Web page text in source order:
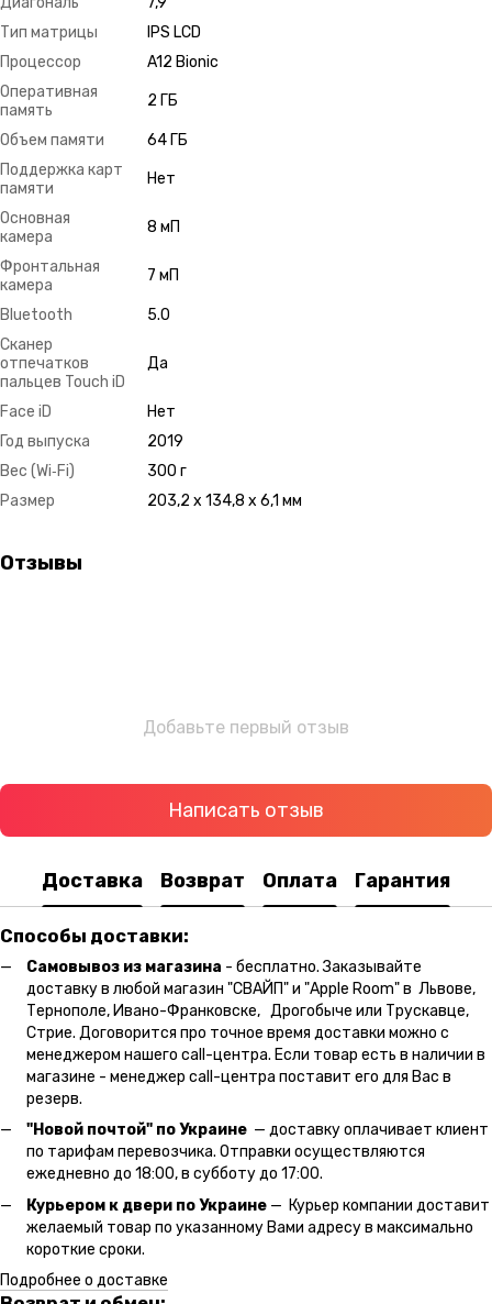
Тип матрицы
IPS LCD
Процессор
A12 Bionic
Оперативная
память
2 ГБ
Объем памяти
64 ГБ
Поддержка карт
памяти
Нет
Основная
камера
8 мП
Фронтальная
камера
7 мП
Bluetooth
5.0
Сканер
отпечатков
пальцев Touch iD
Да
Face iD
Нет
Год выпуска
2019
Вес (Wi‑Fi)
300 г
Размер
203,2 x 134,8 x 6,1 мм
Отзывы
Добавьте первый отзыв
Написать отзыв
Доставка Возврат Оплата Гарантия
Способы доставки:
Самовывоз из магазина - бесплатно. Заказывайте
доставку в любой магазин "СВАЙП" и "Apple Room" в Львове,
Тернополе, Ивано-Франковске, Дрогобыче или Трускавце,
Стрие. Договорится про точное время доставки можно с
менеджером нашего call-центра. Если товар есть в наличии в
магазине - менеджер call-центра поставит его для Вас в
резерв.
"Новой почтой" по Украине — доставку оплачивает клиент
по тарифам перевозчика. Отправки осуществляются
ежедневно до 18:00, в субботу до 17:00.
Курьером к двери по Украине — Курьер компании доставит
желаемый товар по указанному Вами адресу в максимально
короткие сроки.
Подробнее о доставке